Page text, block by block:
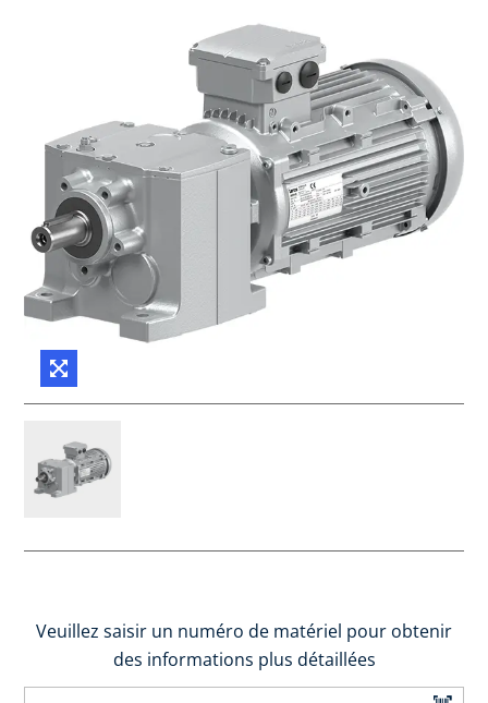
Veuillez saisir un numéro de matériel pour obtenir
des informations plus détaillées